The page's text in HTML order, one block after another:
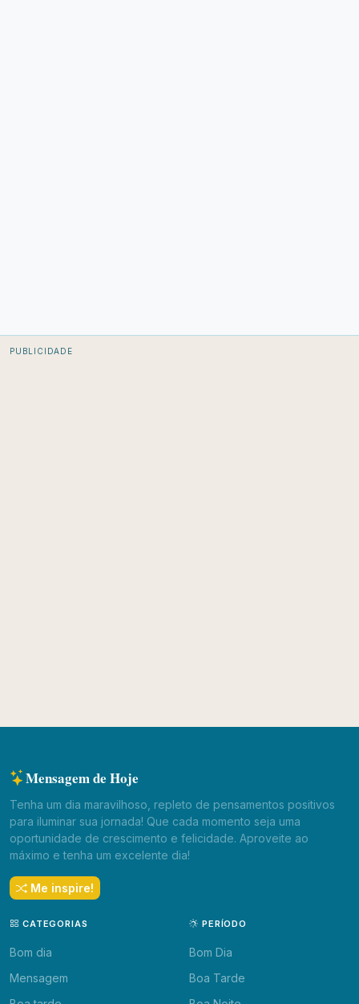
PUBLICIDADE
Mensagem de Hoje
Tenha um dia maravilhoso, repleto de pensamentos positivos
para iluminar sua jornada! Que cada momento seja uma
oportunidade de crescimento e felicidade. Aproveite ao
máximo e tenha um excelente dia!
Me inspire!
CATEGORIAS
Bom dia
Mensagem
PERÍODO
Bom Dia
Boa Tarde